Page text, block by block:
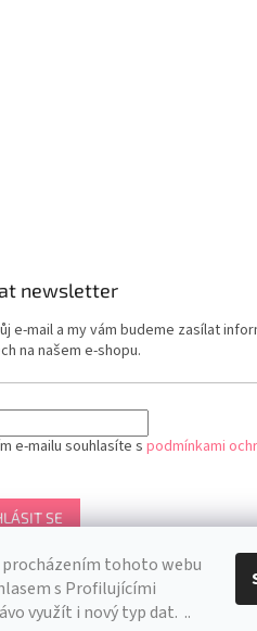
procházením tohoto webu
s Profilujícími
využít i nový typ dat. ..
newsletter
e-mail a my vám budeme zasílat
na našem e-shopu.
e-mailu souhlasíte s podmínkami
SE